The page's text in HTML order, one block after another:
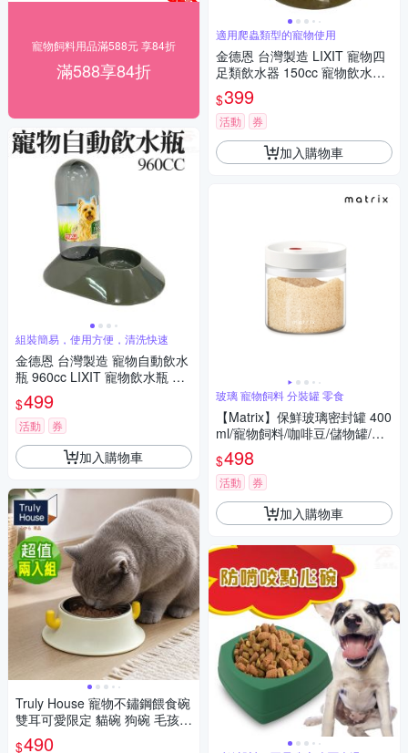
寵物飼料用品滿588元 享84折
滿588享84折
組裝簡易，使用方便，清洗快速
金德恩 台灣製造 寵物自動飲水
瓶 960cc LIXIT 寵物飲水瓶 餵
食器 飲水器 寵物用品 鋼管飲水
瓶
$499
活動 券
加入購物車
Truly House 寵物不鏽鋼餵食碗
雙耳可愛限定 貓碗 狗碗 毛孩
寵物碗(超值兩入組)
$490
適用爬蟲類型的寵物使用
金德恩 台灣製造 LIXIT 寵物四
足類飲水器 150cc 寵物飲水器
四足類飲水器 給水器 飲水器
$399
活動 券
加入購物車
玻璃 寵物飼料 分裝罐 零食
【Matrix】保鮮玻璃密封罐 400
ml/寵物飼料/咖啡豆/儲物罐/分
裝/收納/防潮/防霉/乾燥/耐高溫/
簡約
$498
活動 券
加入購物車